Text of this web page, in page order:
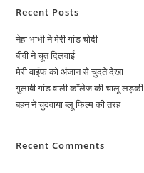
Recent Posts
नेहा भाभी ने मेरी गांड चोदी
बीवी ने चूत दिलवाई
मेरी वाईफ को अंजान से चुदते देखा
गुलाबी गांड वाली कॉलेज की चालू लड़की
बहन ने चुदवाया ब्लू फिल्म की तरह
Recent Comments